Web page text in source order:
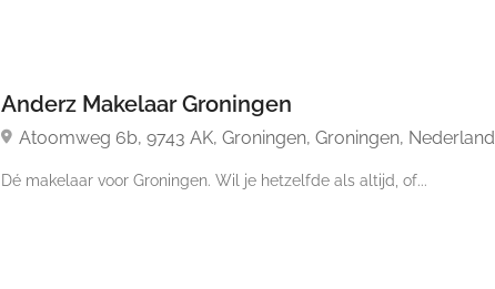
Anderz Makelaar Groningen
Atoomweg 6b, 9743 AK, Groningen, Groningen, Nederland
Dé makelaar voor Groningen. Wil je hetzelfde als altijd, of...